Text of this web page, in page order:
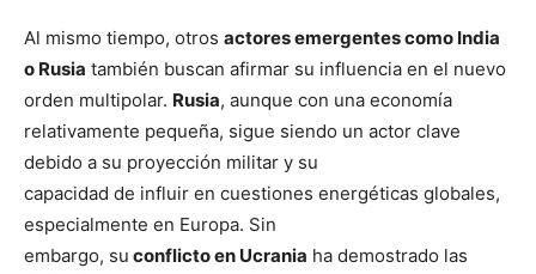
Al mismo tiempo, otros actores emergentes como India
o Rusia también buscan afirmar su influencia en el nuevo
orden multipolar. Rusia, aunque con una economía
relativamente pequeña, sigue siendo un actor clave
debido a su proyección militar y su
capacidad de influir en cuestiones energéticas globales,
especialmente en Europa. Sin
embargo, su conflicto en Ucrania ha demostrado las